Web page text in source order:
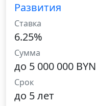
Развития
Ставка
6.25%
Сумма
до 5 000 000 BYN
Срок
до 5 лет